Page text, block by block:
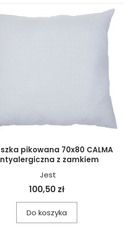
pikowana 70x80 CALMA
z zamkiem
Jest
100,50 zł
Do koszyka